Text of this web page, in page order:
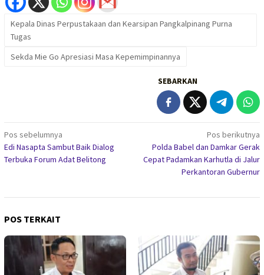
Kepala Dinas Perpustakaan dan Kearsipan Pangkalpinang Purna
Tugas
Sekda Mie Go Apresiasi Masa Kepemimpinannya
SEBARKAN
Navigasi
pos
Pos sebelumnya
Edi Nasapta Sambut Baik Dialog
Terbuka Forum Adat Belitong
Pos berikutnya
Polda Babel dan Damkar Gerak
Cepat Padamkan Karhutla di Jalur
Perkantoran Gubernur
POS TERKAIT